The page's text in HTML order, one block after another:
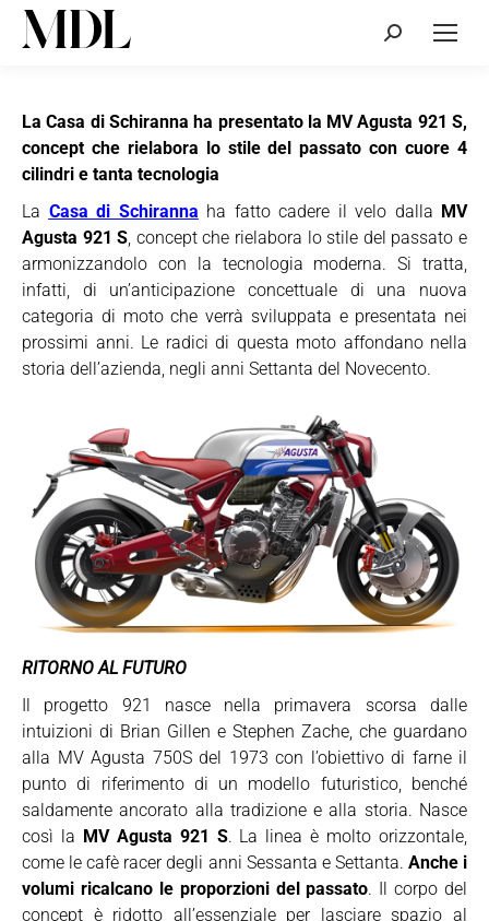
Cerca:
La Casa di Schiranna ha presentato la MV Agusta 921 S,
concept cherielabora lo stile del passato con cuore 4
cilindri e tanta tecnologia
La Casa di Schiranna ha fatto cadere il velo dalla MV
Agusta 921 S, concept che rielabora lo stile del passato e
armonizzandolo con la tecnologia moderna. Si tratta,
infatti, di un’anticipazione concettuale di una nuova
categoria di moto che verrà sviluppata e presentata nei
prossimi anni. Le radici di questa moto affondano nella
storia dell’azienda, negli anni Settanta del Novecento.
RITORNO AL FUTURO
Il progetto 921 nasce nella primavera scorsa dalle
intuizioni di Brian Gillen e Stephen Zache, che guardano
alla MV Agusta 750S del 1973 con l’obiettivo di farne il
punto di riferimento di un modello futuristico, benché
saldamente ancorato alla tradizione e alla storia. Nasce
così la MV Agusta 921 S. La linea è molto orizzontale,
come le cafè racer degli anni Sessanta e Settanta. Anche i
volumi ricalcano le proporzioni del passato. Il corpo del
concept è ridotto all’essenziale per lasciare spazio al